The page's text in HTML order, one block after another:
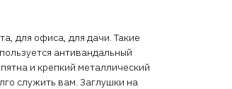
для офиса, для дачи. Такие
антивандальный
и крепкий металлический
служить вам. Заглушки на